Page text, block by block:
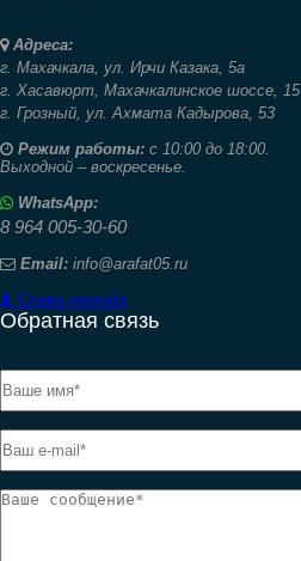
Адреса:
г. Махачкала, ул. Ирчи Казака, 5а
г. Хасавюрт, Махачкалинское шоссе, 15
г. Грозный, ул. Ахмата Кадырова, 53
Режим работы: с 10:00 до 18:00.
Выходной – воскресенье.
WhatsApp:
8 964 005-30-60
Email: info@arafat05.ru
Схема проезда
Обратная связь